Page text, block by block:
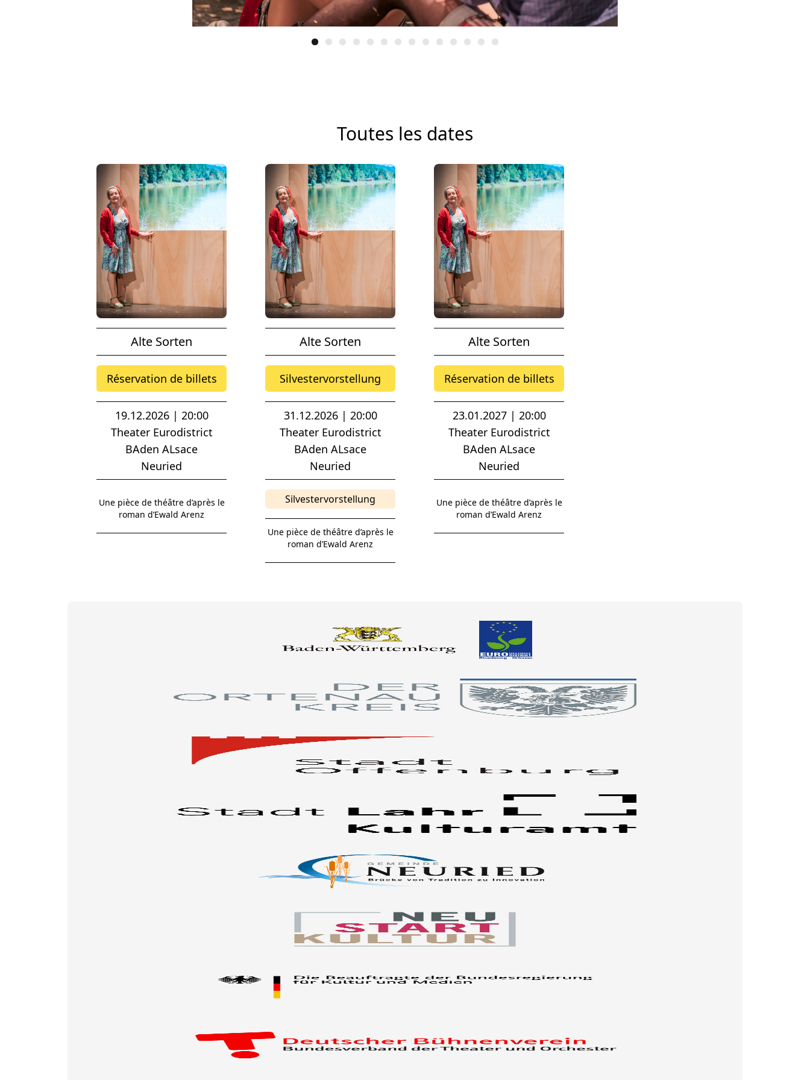
Toutes les dates
Alte Sorten
Réservation de billets
19.12.2026 | 20:00
Theater Eurodistrict
BAden ALsace
Neuried
Une pièce de théâtre d’après le
roman d’Ewald Arenz
Alte Sorten
Silvestervorstellung
31.12.2026 | 20:00
Theater Eurodistrict
BAden ALsace
Neuried
Silvestervorstellung
Une pièce de théâtre d’après le
roman d’Ewald Arenz
Alte Sorten
Réservation de billets
23.01.2027 | 20:00
Theater Eurodistrict
BAden ALsace
Neuried
Une pièce de théâtre d’après le
roman d’Ewald Arenz